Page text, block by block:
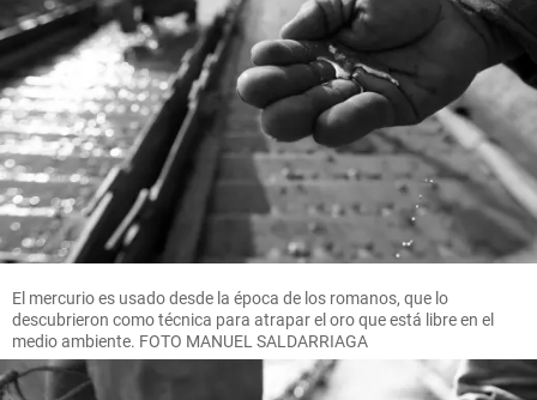
El mercurio es usado desde la época de los romanos, que lo
descubrieron como técnica para atrapar el oro que está libre en el
medio ambiente. FOTO MANUEL SALDARRIAGA